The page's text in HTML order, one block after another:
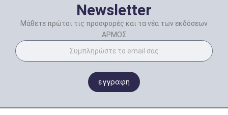
Newsletter
Μάθετε πρώτοι τις προσφορές και τα νέα των εκδόσεων
ΑΡΜΟΣ
εγγραφη